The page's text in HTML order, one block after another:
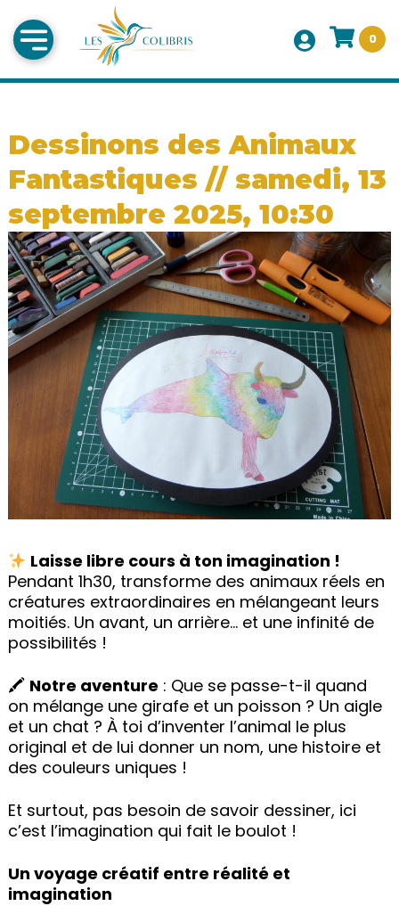
0
Dessinons des Animaux
Fantastiques // samedi, 13
septembre 2025, 10:30
Laisse libre cours à ton imagination !
Pendant 1h30, transforme des animaux réels en
créatures extraordinaires en mélangeant leurs
moitiés. Un avant, un arrière… et une infinité de
possibilités !
🖍 Notre aventure : Que se passe-t-il quand
on mélange une girafe et un poisson ? Un aigle
et un chat ? À toi d’inventer l’animal le plus
original et de lui donner un nom, une histoire et
des couleurs uniques !
Et surtout, pas besoin de savoir dessiner, ici
c’est l’imagination qui fait le boulot !
Un voyage créatif entre réalité et
imagination